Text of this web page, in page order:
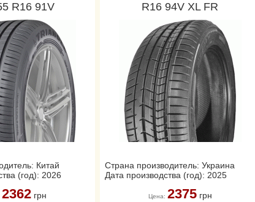
R16 91V
Китай
(год): 2026
2362грн
R16 94V XL FR
Страна производитель: Украина
Дата производства (год): 2025
Цена: 2375грн